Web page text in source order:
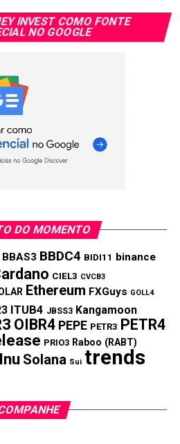
INVEST COMO FONTE
NO GOOGLE
DO MOMENTO
BBAS3 BBDC4 BIDI11 binance
CIEL3 CVCB3
Ethereum FXGuys GOLL4
ITUB4 JBSS3 Kangamoon
OIBR4 PEPE PETR3 PETR4
PRIO3 Raboo (RABT)
Solana Sui trends